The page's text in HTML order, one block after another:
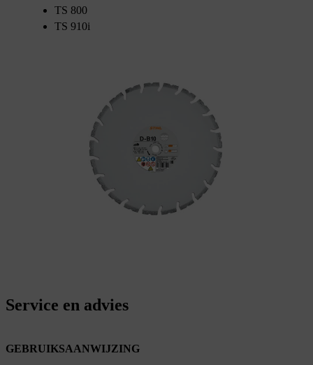
TS 800
TS 910i
Service en advies
GEBRUIKSAANWIJZING